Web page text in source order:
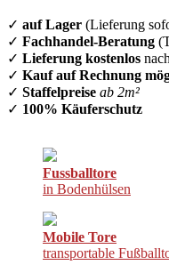
✓ auf Lager (Lieferung
✓ Fachhandel-Beratung
✓ Lieferung kostenlos
✓ Kauf auf Rechnung
✓ Staffelpreise ab 2m²
✓ 100% Käuferschutz
Fussballtore
in Bodenhülsen
Mobile Tore
transportable